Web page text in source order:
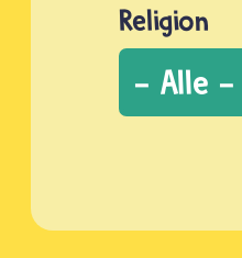
Religion